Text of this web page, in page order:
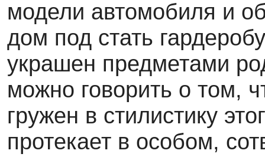
модели автомобиля и
дом под стать
украшен предметами
можно говорить о том,
гружен в стилистику
протекает в особом,